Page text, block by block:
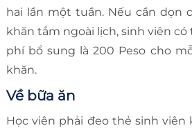
hai lần một tuần. Nếu cần dọn
khăn tắm ngoài lịch, sinh viên
phí bổ sung là 200 Peso cho
khăn.
Về bữa ăn
Học viên phải đeo thẻ sinh viên